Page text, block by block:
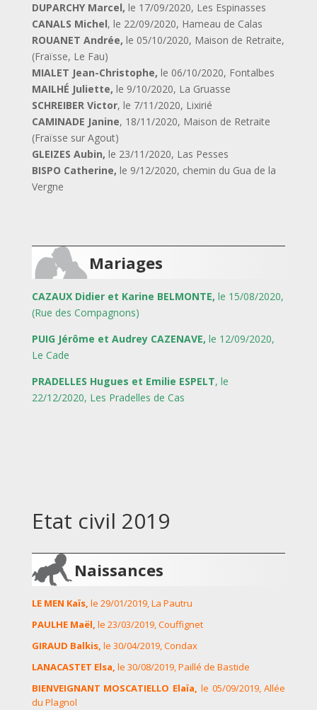
DUPARCHY Marcel, le 17/09/2020, Les Espinasses
CANALS Michel, le 22/09/2020, Hameau de Calas
ROUANET Andrée, le 05/10/2020, Maison de Retraite,
(Fraïsse, Le Fau)
MIALET Jean-Christophe, le 06/10/2020, Fontalbes
MAILHÉ Juliette, le 9/10/2020, La Gruasse
SCHREIBER Victor, le 7/11/2020, Lixirié
CAMINADE Janine, 18/11/2020, Maison de Retraite
(Fraïsse sur Agout)
GLEIZES Aubin, le 23/11/2020, Las Pesses
BISPO Catherine, le 9/12/2020, chemin du Gua de la
Vergne
Mariages
CAZAUX Didier et Karine BELMONTE, le 15/08/2020,
(Rue des Compagnons)
PUIG Jérôme et Audrey CAZENAVE, le 12/09/2020,
Le Cade
PRADELLES Hugues et Emilie ESPELT, le
22/12/2020, Les Pradelles de Cas
Etat civil 2019
Naissances
LE MEN Kaïs, le 29/01/2019, La Pautru
PAULHE Maël, le 23/03/2019, Couffignet
GIRAUD Balkis, le 30/04/2019, Condax
LANACASTET Elsa, le 30/08/2019, Paillé de Bastide
BIENVEIGNANT MOSCATIELLO Elaïa, le 05/09/2019, Allée
du Plagnol